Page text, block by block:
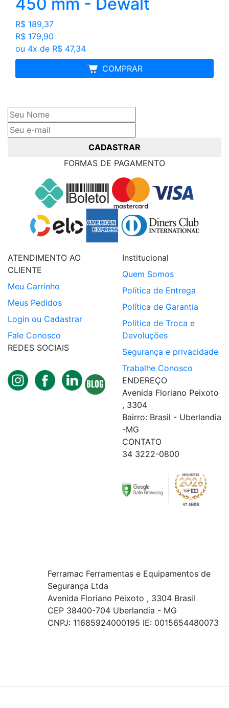
R$ 189,37
R$ 179,90
ou 4x de R$ 47,34
COMPRAR
MELHOR PREÇO
CADASTRAR
FORMAS DE PAGAMENTO
ATENDIMENTO AO
CLIENTE
Meu Carrinho
Meus Pedidos
Login ou Cadastrar
Fale Conosco
REDES SOCIAIS
Institucional
Quem Somos
Política de Entrega
Política de Garantia
Política de Troca e
Devoluções
Segurança e privacidade
Trabalhe Conosco
ENDEREÇO
Avenida Floriano Peixoto
, 3304
Bairro: Brasil - Uberlandia
-MG
CONTATO
34 3222-0800
Ferramac Ferramentas e Equipamentos de
Segurança Ltda
Avenida Floriano Peixoto , 3304 Brasil
CEP 38400-704 Uberlandia - MG
CNPJ: 11685924000195 IE: 0015654480073